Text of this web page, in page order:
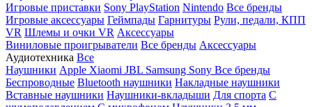
Игровые приставки Sony PlayStation Nintendo Все бренды
Игровые аксессуары Геймпады Гарнитуры Рули, педали, КПП
VR Шлемы и очки VR Аксессуары
Виниловые проигрыватели Все бренды Аксессуары
Аудиотехника Все
Наушники Apple Xiaomi JBL Samsung Sony Все бренды
Беспроводные Bluetooth наушники Накладные наушники
Вставные наушники Наушники-вкладыши Для спорта С